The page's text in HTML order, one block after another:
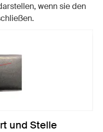
wenn sie den
und Stelle